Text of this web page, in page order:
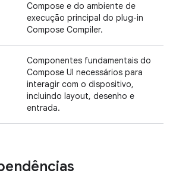
Compose e do ambiente de
execução principal do plug-in
Compose Compiler.
Componentes fundamentais do
Compose UI necessários para
interagir com o dispositivo,
incluindo layout, desenho e
entrada.